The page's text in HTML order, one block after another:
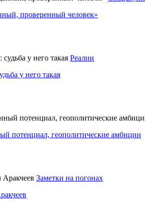
проверенный человек»
Реалии
у него такая
потенциал, геополитические амбиции
Заметки на погонах